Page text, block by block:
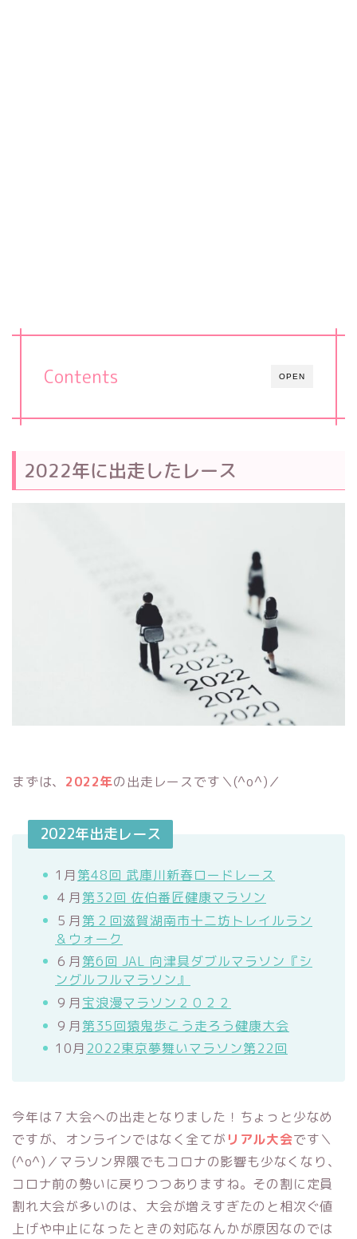
OPEN
Contents
2022年に出走したレース
まずは、 2022年の出走レースです＼(^o^)／
2022年出走レース
1月 第48回 武庫川新春ロードレース
４月 第32回 佐伯番匠健康マラソン
５月 第２回滋賀湖南市十二坊トレイルラン
＆ウォーク
６月 第6回 JAL 向津具ダブルマラソン『シ
ングルフルマラソン』
９月 宝浪漫マラソン２０２２
９月 第35回猿鬼歩こう走ろう健康大会
10月 2022東京夢舞いマラソン第22回
今年は７大会への出走となりました！ちょっと少なめ
ですが、オンラインではなく全てが リアル大会です＼
(^o^)／マラソン界隈でもコロナの影響も少なくなり、
コロナ前の勢いに戻りつつありますね。その割に定員
割れ大会が多いのは、大会が増えすぎたのと相次ぐ値
上げや中止になったときの対応なんかが原因なのでは